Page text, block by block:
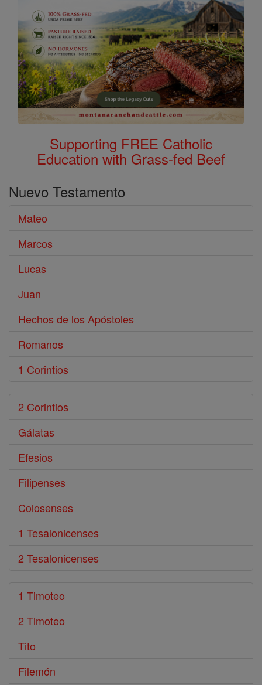
Supporting FREE Catholic
Education with Grass-fed Beef
Nuevo Testamento
Mateo
Marcos
Lucas
Juan
Hechos de los Apóstoles
Romanos
1 Corintios
2 Corintios
Gálatas
Efesios
Filipenses
Colosenses
1 Tesalonicenses
2 Tesalonicenses
1 Timoteo
2 Timoteo
Tito
Filemón